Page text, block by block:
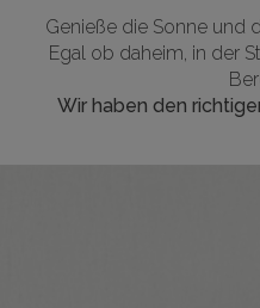
Genieße die Sonne und
Egal ob daheim, in der
Wir haben den